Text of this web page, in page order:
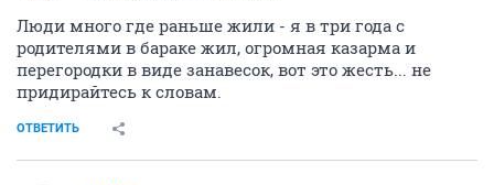
Люди много где раньше жили - я в три года с
родителями в бараке жил, огромная казарма и
перегородки в виде занавесок, вот это жесть... не
придирайтесь к словам.
ОТВЕТИТЬ